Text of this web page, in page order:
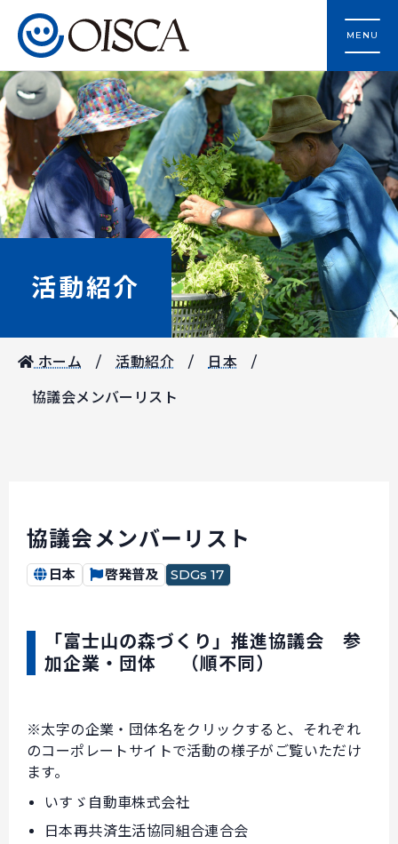
MENU
活動紹介
ホーム 活動紹介 日本
協議会メンバーリスト
協議会メンバーリスト
日本 啓発普及 SDGs 17
「富士山の森づくり」推進協議会 参
加企業・団体 （順不同）
※太字の企業・団体名をクリックすると、それぞれ
のコーポレートサイトで活動の様子がご覧いただけ
ます。
いすゞ自動車株式会社
日本再共済生活協同組合連合会